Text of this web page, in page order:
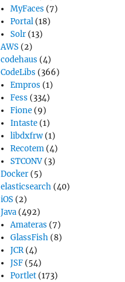
MyFaces (7)
Portal (18)
Solr (13)
AWS (2)
codehaus (4)
CodeLibs (366)
Empros (1)
Fess (334)
Fione (9)
Intaste (1)
libdxfrw (1)
Recotem (4)
STCONV (3)
Docker (5)
elasticsearch (40)
iOS (2)
Java (492)
Amateras (7)
GlassFish (8)
JCR(4)
JSF (54)
Portlet (173)